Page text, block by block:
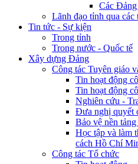
Các
Lãnh đạo tỉnh qua các
Tin tức - Sự kiện
Trong tỉnh
Trong nước - Quốc tế
Xây dựng Đảng
Công tác Tuyên giáo
Tin hoạt động
Tin hoạt động
Nghiên cứu -
Đưa nghị quyết
Bảo vệ nền
Học tập và làm
cách Hồ Chí
Công tác Tổ chức